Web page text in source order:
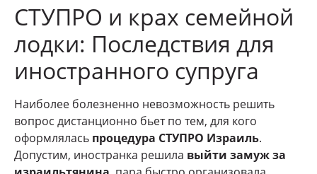
СТУПРО и крах семейной
лодки: Последствия для
иностранного супруга
Наиболее болезненно невозможность решить
вопрос дистанционно бьет по тем, для кого
оформлялась процедура СТУПРО Израиль.
Допустим, иностранка решила выйти замуж за